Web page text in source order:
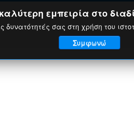
εμπειρία στο
σας στη χρήση του
Συμφωνώ